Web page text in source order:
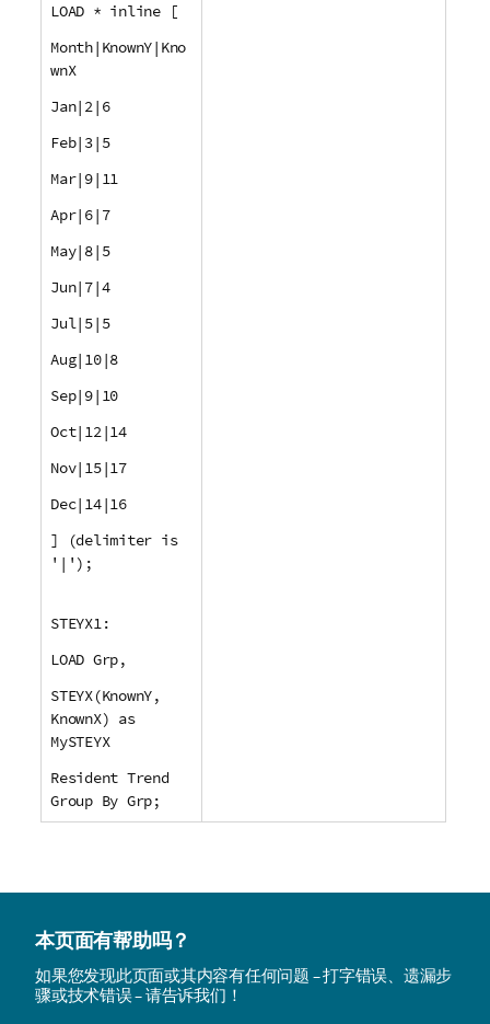
LOAD * inline [
Month|KnownY|Kno
wnX
Jan|2|6
Feb|3|5
Mar|9|11
Apr|6|7
May|8|5
Jun|7|4
Jul|5|5
Aug|10|8
Sep|9|10
Oct|12|14
Nov|15|17
Dec|14|16
] (delimiter is
'|');
STEYX1:
LOAD Grp,
STEYX(KnownY,
KnownX) as
MySTEYX
Resident Trend
Group By Grp;
本页面有帮助吗？
如果您发现此页面或其内容有任何问题 – 打字错误、遗漏步
骤或技术错误 – 请告诉我们！